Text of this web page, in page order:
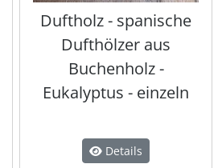
Duftholz - spanische
Dufthölzer aus
Buchenholz -
Eukalyptus - einzeln
Details